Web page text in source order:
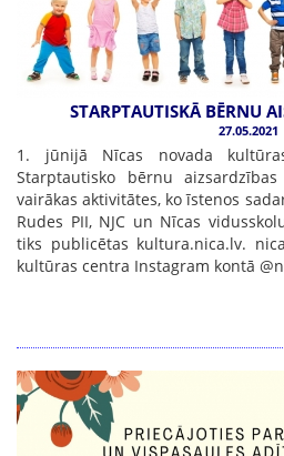
STARPTAUTISKĀ BĒRNU
27.05.2021
1. jūnijā Nīcas novada
Starptautisko bērnu
vairākas aktivitātes, ko īstenos
Rudes PII, NJC un Nīcas
tiks publicētas kultura.nica.lv.
kultūras centra Instagram kontā